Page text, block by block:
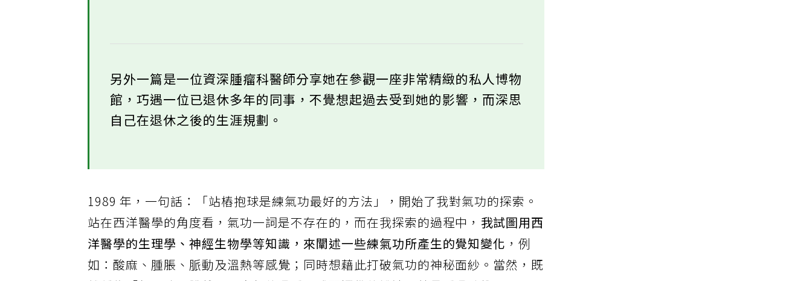
另外一篇是一位資深腫瘤科醫師分享她在參觀一座非常精緻的私人博物
館，巧遇一位已退休多年的同事，不覺想起過去受到她的影響，而深思
自己在退休之後的生涯規劃。
1989 年，一句話：「站樁抱球是練氣功最好的方法」，開始了我對氣功的探索。
站在西洋醫學的角度看，氣功一詞是不存在的，而在我探索的過程中，我試圖用西
洋醫學的生理學、神經生物學等知識，來闡述一些練氣功所產生的覺知變化 ，例
如：酸麻、腫脹、脈動及溫熱等感覺；同時想藉此打破氣功的神秘面紗。當然，既